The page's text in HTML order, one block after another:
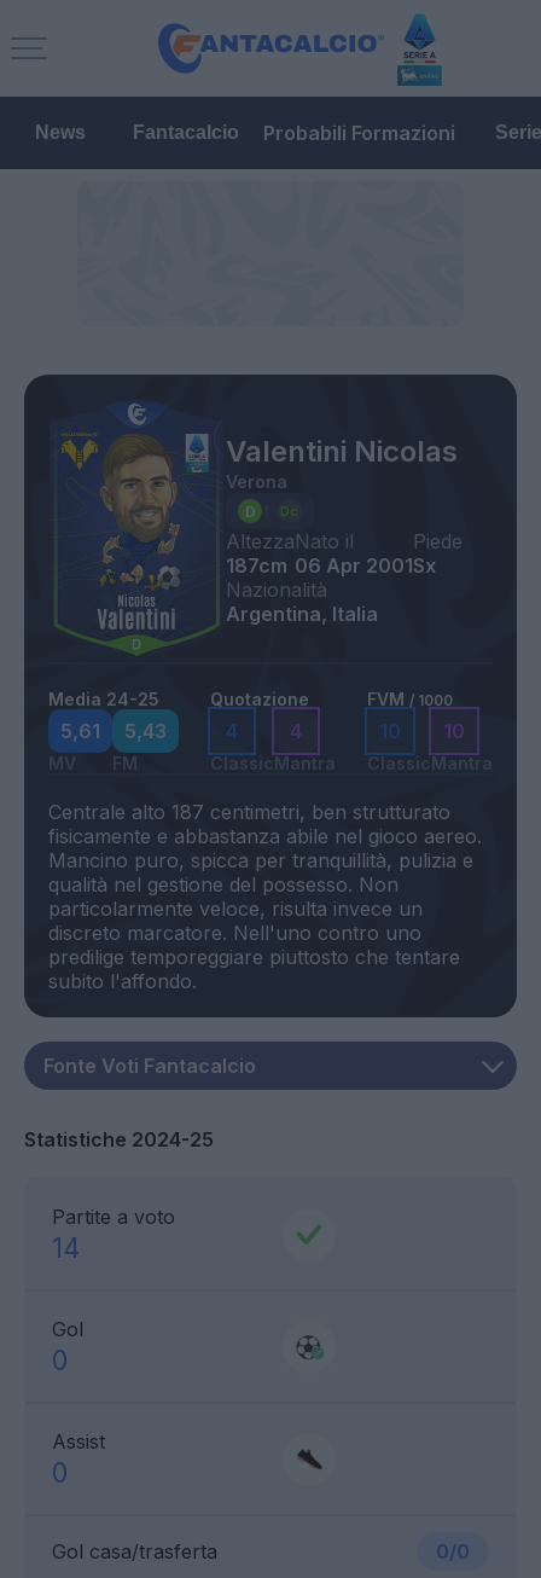
News Fantacalcio Probabili Formazioni
Valentini Nicolas
Verona
Altezza
187cm
Nato il
06 Apr 2001
Piede
Sx
Nazionalità
Argentina, Italia
Media 24-25
5,61
MV
5,43
FM
Quotazione
4
Classic
4
Mantra
FVM / 1000
10
Classic
10
Mantra
Centrale alto 187 centimetri, ben strutturato
fisicamente e abbastanza abile nel gioco aereo.
Mancino puro, spicca per tranquillità, pulizia e
qualità nel gestione del possesso. Non
particolarmente veloce, risulta invece un
discreto marcatore. Nell'uno contro uno
predilige temporeggiare piuttosto che tentare
Statistiche 2024-25
Partite a voto
14
Gol
0
Assist
0
Gol casa/trasferta 0/0